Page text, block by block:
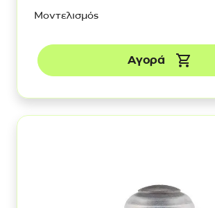
Μοντελισμός
Αγορά